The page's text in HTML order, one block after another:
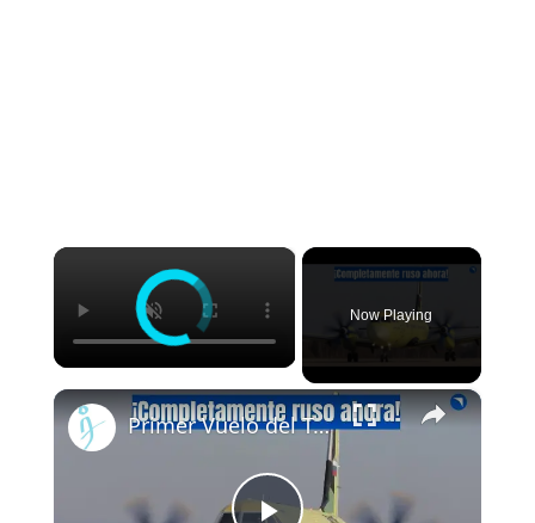
×
Now Playing
×
Primer Vuelo del Turbohélice Regional Completamente Ruso IL-114-300